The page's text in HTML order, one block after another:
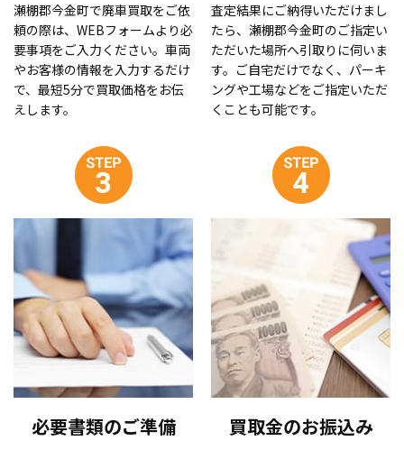
瀬棚郡今金町で廃車買取をご依
頼の際は、WEBフォームより必
要事項をご入力ください。車両
やお客様の情報を入力するだけ
で、最短5分で買取価格をお伝
えします。
査定結果にご納得いただけまし
たら、瀬棚郡今金町のご指定い
ただいた場所へ引取りに伺いま
す。ご自宅だけでなく、パーキ
ングや工場などをご指定いただ
くことも可能です。
必要書類のご準備 買取金のお振込み